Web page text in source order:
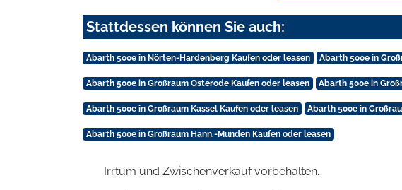
Stattdessen können Sie auch:
Abarth 500e in Nörten-Hardenberg Kaufen oder leasen Abarth 500e in
Abarth 500e in Großraum Osterode Kaufen oder leasen Abarth 500e in
Abarth 500e in Großraum Kassel Kaufen oder leasen Abarth 500e in
Abarth 500e in Großraum Hann.-Münden Kaufen oder leasen
Irrtum und Zwischenverkauf vorbehalten.